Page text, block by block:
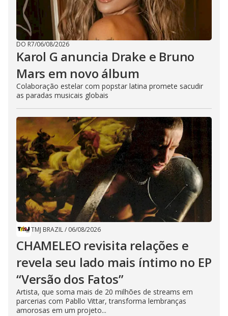
DO R7/06/08/2026
Karol G anuncia Drake e Bruno
Mars em novo álbum
Colaboração estelar com popstar latina promete sacudir
as paradas musicais globais
TMJ BRAZIL/ 06/08/2026
CHAMELEO revisita relações e
revela seu lado mais íntimo no EP
“Versão dos Fatos”
Artista, que soma mais de 20 milhões de streams em
parcerias com Pabllo Vittar, transforma lembranças
amorosas em um projeto...